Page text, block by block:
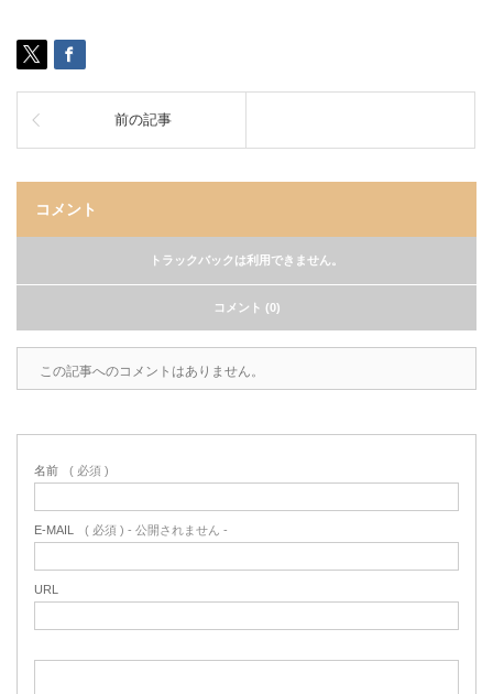
前の記事
コメント
トラックバックは利用できません。
コメント (0)
この記事へのコメントはありません。
名前 ( 必須 )
E-MAIL ( 必須 ) - 公開されません -
URL